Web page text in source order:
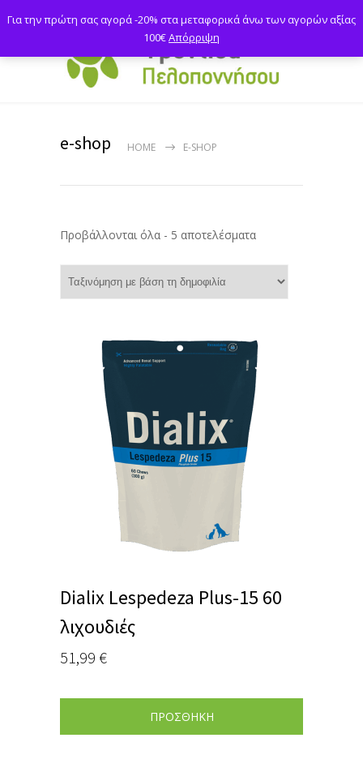
e-shop HOME E-SHOP
Προβάλλονται όλα - 5 αποτελέσματαSorted
Dialix Lespedeza Plus-15 60
λιχουδιές
51,99 €
ΠΡΟΣΘΗΚΗ
Για την πρώτη σας αγορά -20% στα μεταφορικά άνω των αγορών αξίας
100€Απόρριψη